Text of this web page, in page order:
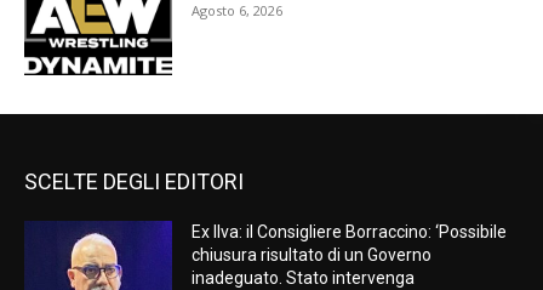
Agosto 6, 2026
SCELTE DEGLI EDITORI
Ex Ilva: il Consigliere Borraccino: ‘Possibile
chiusura risultato di un Governo
inadeguato. Stato intervenga